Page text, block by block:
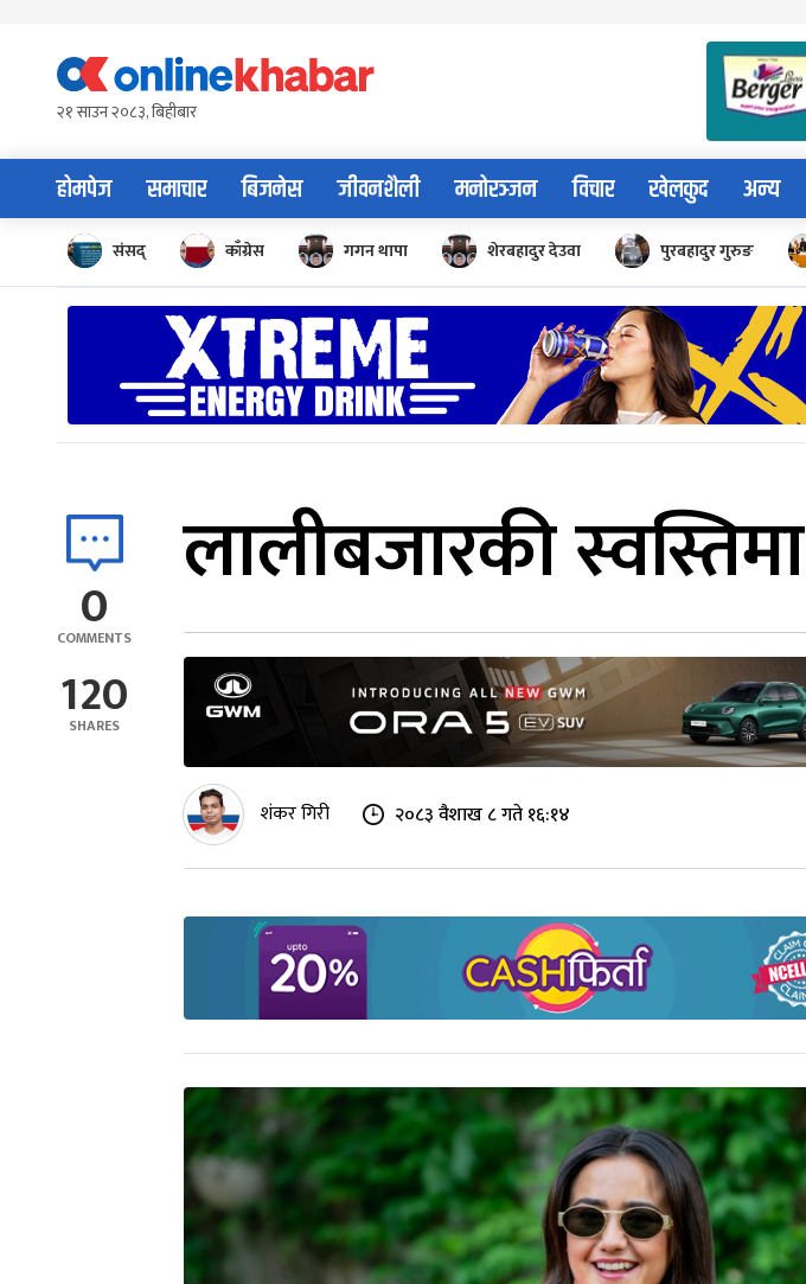
content२१ साउन २०८३, बिहीबार
होमपेज समाचार बिजनेस जीवनशैली मनोरञ्जन विचार खेलकुद अन्य
संसद् काँग्रेस गगन थापा शेरबहादुर देउवा पुरबहादुर गुरुङ
0
COMMENTS
120
SHARES
लालीबजारकी स्वस्तिमा
शंकर गिरी २०८३ वैशाख ८ गते १६:१४